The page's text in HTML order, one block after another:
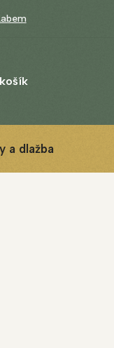
a dlažba